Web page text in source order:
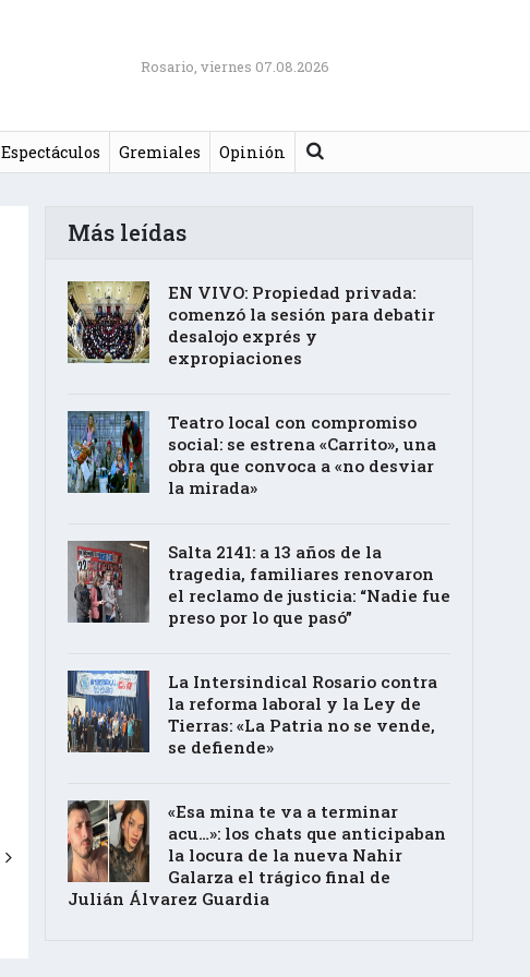
Rosario, viernes 07.08.2026
Espectáculos Gremiales Opinión Buscar
Más leídas
EN VIVO: Propiedad privada:
comenzó la sesión para debatir
desalojo exprés y
expropiaciones
Teatro local con compromiso
social: se estrena «Carrito», una
obra que convoca a «no desviar
la mirada»
Salta 2141: a 13 años de la
tragedia, familiares renovaron
el reclamo de justicia: “Nadie fue
preso por lo que pasó”
La Intersindical Rosario contra
la reforma laboral y la Ley de
Tierras: «La Patria no se vende,
se defiende»
«Esa mina te va a terminar
acu…»: los chats que anticipaban
la locura de la nueva Nahir
Galarza el trágico final de
Julián Álvarez Guardia